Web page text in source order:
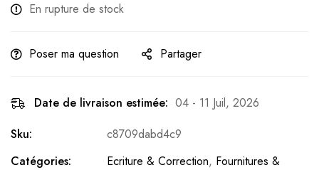
En rupture de stock
Poser ma question Partager
Date de livraison estimée: 04 - 11 Juil, 2026
Sku:
c8709dabd4c9
Catégories:
Ecriture & Correction, Fournitures &